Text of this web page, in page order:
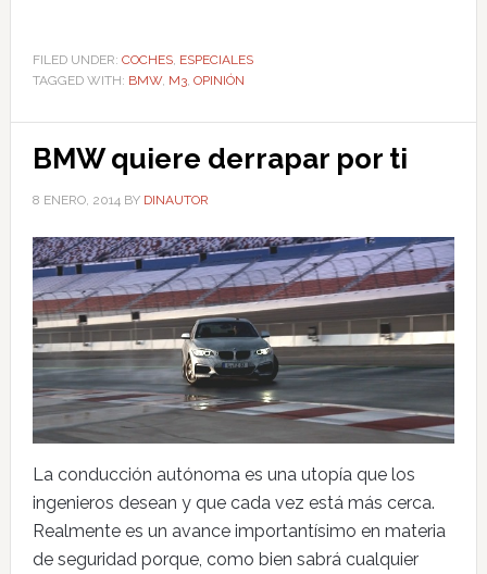
FILED UNDER: COCHES, ESPECIALES
TAGGED WITH: BMW, M3, OPINIÓN
BMW quiere derrapar por ti
8 ENERO, 2014 BY DINAUTOR
La conducción autónoma es una utopía que los
ingenieros desean y que cada vez está más cerca.
Realmente es un avance importantísimo en materia
de seguridad porque, como bien sabrá cualquier